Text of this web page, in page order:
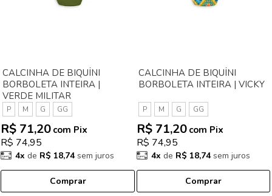
CALCINHA DE BIQUÍNI
BORBOLETA INTEIRA |
VERDE MILITAR
P M G GG
R$ 74,95
R$ 71,20 com Pix
4x de R$ 18,74sem juros
Comprar
CALCINHA DE BIQUÍNI
BORBOLETA INTEIRA | VICKY
P M G GG
R$ 74,95
R$ 71,20 com Pix
4x de R$ 18,74sem juros
Comprar